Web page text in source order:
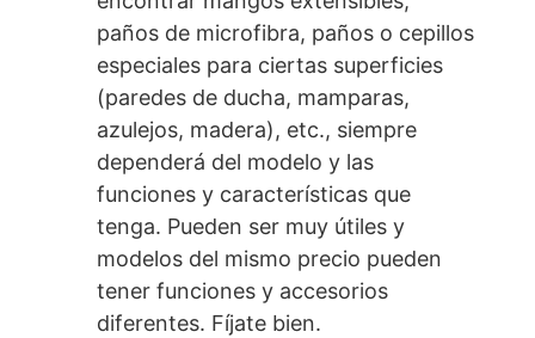
paños de microfibra, paños o cepillos
especiales para ciertas superficies
(paredes de ducha, mamparas,
azulejos, madera), etc., siempre
dependerá del modelo y las
funciones y características que
tenga. Pueden ser muy útiles y
modelos del mismo precio pueden
tener funciones y accesorios
diferentes. Fíjate bien.